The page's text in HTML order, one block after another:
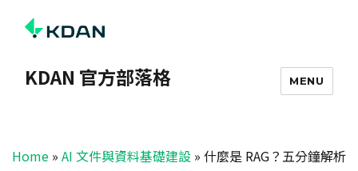
KDAN 官方部落格 MENU
Home » AI 文件與資料基礎建設 » 什麼是 RAG？五分鐘解析